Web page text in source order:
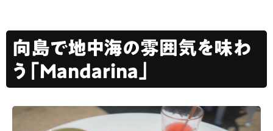
向島で地中海の雰囲気を味わ
う「Mandarina」